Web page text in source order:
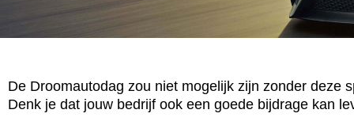
De Droomautodag zou niet mogelijk zijn zonder deze
Denk je dat jouw bedrijf ook een goede bijdrage kan